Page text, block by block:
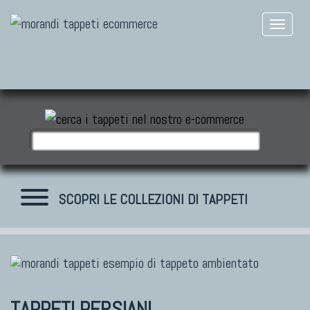
SCOPRI LE COLLEZIONI DI TAPPETI
TAPPETI MODERNI